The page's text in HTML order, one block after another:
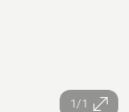
1/1